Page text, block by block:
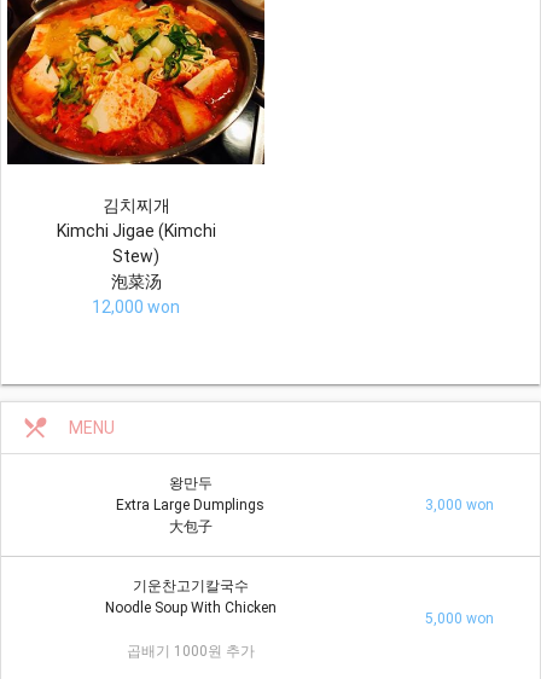
김치찌개
Kimchi Jigae (Kimchi
Stew)
泡菜汤
12,000 won
restaurant_menu MENU
왕만두
Extra Large Dumplings
大包子
3,000 won
기운찬고기칼국수
Noodle Soup With Chicken
곱배기 1000원 추가
5,000 won